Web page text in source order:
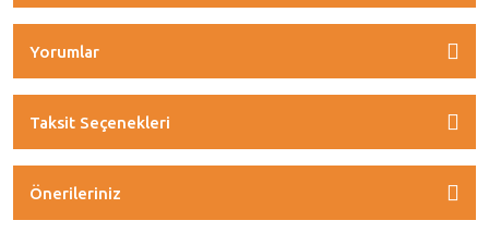
Yorumlar
Taksit Seçenekleri
Önerileriniz